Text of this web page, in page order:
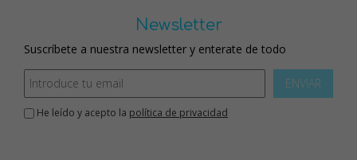
Newsletter
Suscríbete a nuestra newsletter y enterate de todo
ENVIAR
He leído y acepto la política de privacidad